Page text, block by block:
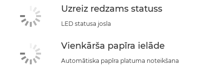
Uzreiz redzams statuss
LED statusa josla
Vienkārša papīra ielāde
Automātiska papīra platuma noteikšana